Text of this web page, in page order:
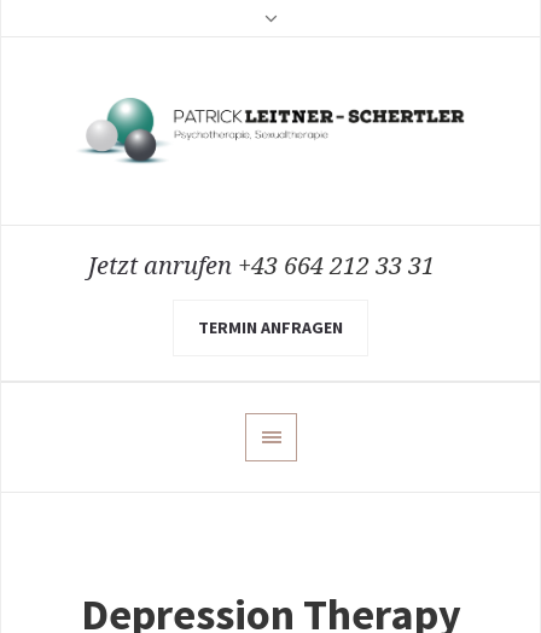
Jetzt anrufen +43 664 212 33 31
TERMIN ANFRAGEN
Depression Therapy